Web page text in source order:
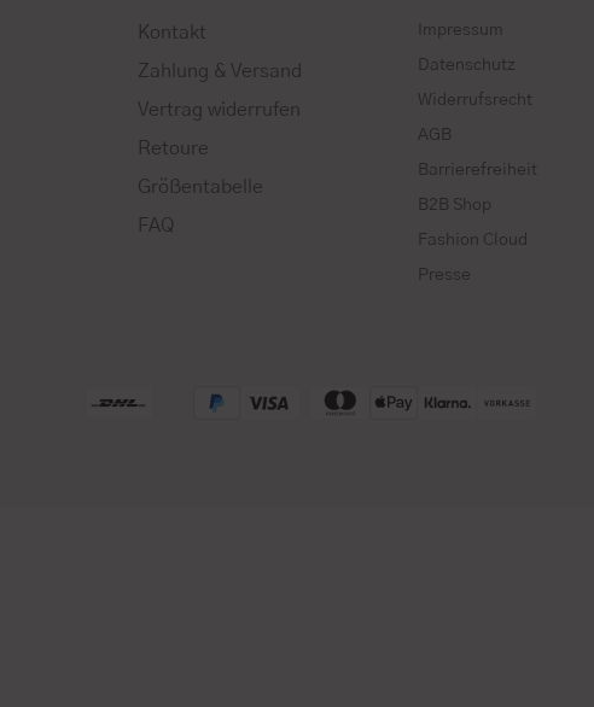
Kontakt
Zahlung & Versand
Vertrag widerrufen
Retoure
Größentabelle
FAQ
Impressum
Datenschutz
Widerrufsrecht
AGB
Barrierefreiheit
B2B Shop
Fashion Cloud
Presse